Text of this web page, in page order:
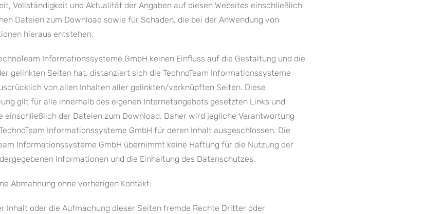
Vollständigkeit und Aktualität der Angaben auf diesen Websites einschließlich
Dateien zum Download sowie für Schäden, die bei der Anwendung von
hieraus entstehen.
Informationssysteme GmbH keinen Einfluss auf die Gestaltung und die
gelinkten Seiten hat, distanziert sich die TechnoTeam Informationssysteme
von allen Inhalten aller gelinkten/verknüpften Seiten. Diese
gilt für alle innerhalb des eigenen Internetangebots gesetzten Links und
einschließlich der Dateien zum Download. Daher wird jegliche Verantwortung
Informationssysteme GmbH für deren Inhalt ausgeschlossen. Die
Informationssysteme GmbH übernimmt keine Haftung für die Nutzung der
Informationen und die Einhaltung des Datenschutzes.
Abmahnung ohne vorherigen Kontakt:
Inhalt oder die Aufmachung dieser Seiten fremde Rechte Dritter oder